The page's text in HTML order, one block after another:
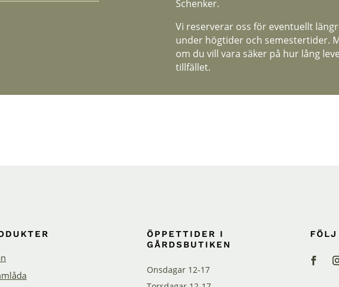
Schenker.
Vi reserverar oss för eventuellt
under högtider och semestertider.
om du vill vara säker på hur lång
tillfället.
ÖPPETTIDER I
GÅRDSBUTIKEN
Onsdagar 12-17
FÖLJ